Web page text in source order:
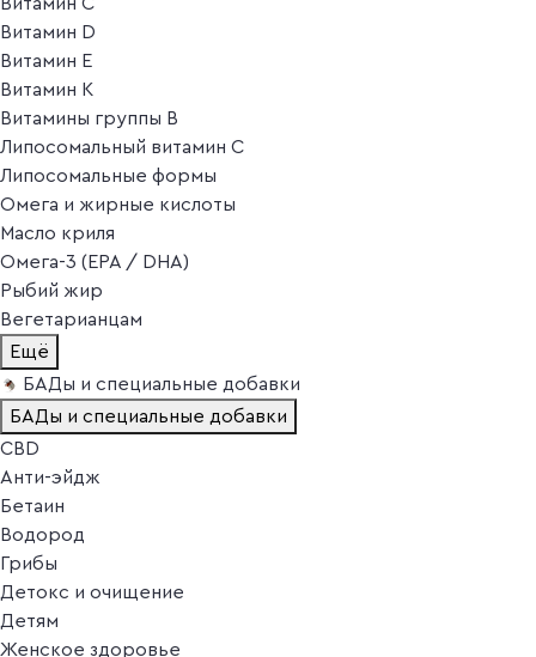
Витамин D
Витамин E
Витамин K
Витамины группы B
Липосомальный витамин C
Липосомальные формы
Омега и жирные кислоты
Масло криля
Омега-3 (EPA / DHA)
Рыбий жир
Вегетарианцам
Ещё
БАДы и специальные добавки
БАДы и специальные добавки
CBD
Анти-эйдж
Бетаин
Водород
Грибы
Детокс и очищение
Детям
Женское здоровье